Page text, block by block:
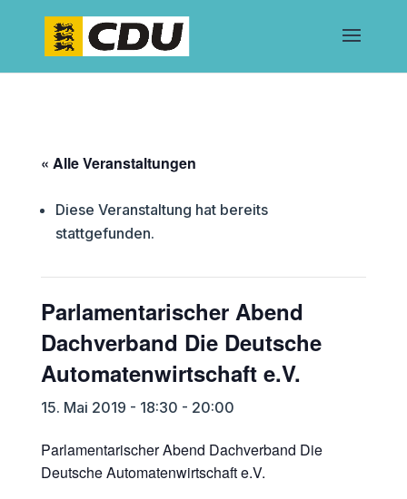
« Alle Veranstaltungen
Diese Veranstaltung hat bereits
stattgefunden.
Parlamentarischer Abend
Dachverband Die Deutsche
Automatenwirtschaft e.V.
15. Mai 2019 - 18:30 - 20:00
Parlamentarischer Abend Dachverband Die
Deutsche Automatenwirtschaft e.V.